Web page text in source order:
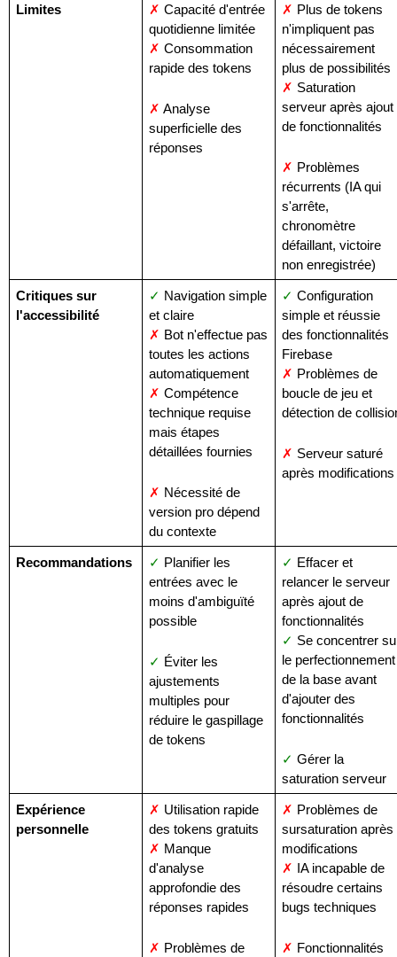
Limites ✗ Capacité d'entrée
quotidienne limitée
✗ Consommation
rapide des tokens
✗ Analyse
superficielle des
réponses
✗ Plus de tokens
n'impliquent pas
nécessairement
plus de possibilités
✗ Saturation
serveur après ajout
de fonctionnalités
✗ Problèmes
récurrents (IA qui
s'arrête,
chronomètre
défaillant, victoire
non enregistrée)
Critiques sur
l'accessibilité
✓ Navigation simple
et claire
✗ Bot n'effectue pas
toutes les actions
automatiquement
✗ Compétence
technique requise
mais étapes
détaillées fournies
✗ Nécessité de
version pro dépend
du contexte
✓ Configuration
simple et réussie
des fonctionnalités
Firebase
✗ Problèmes de
boucle de jeu et
détection de
✗ Serveur saturé
après modifications
Recommandations ✓ Planifier les
entrées avec le
moins d'ambiguïté
possible
✓ Éviter les
ajustements
multiples pour
réduire le gaspillage
de tokens
✓ Effacer et
relancer le serveur
après ajout de
fonctionnalités
✓ Se concentrer
le perfectionnement
de la base avant
d'ajouter des
fonctionnalités
✓ Gérer la
saturation serveur
Expérience
personnelle
✗ Utilisation rapide
des tokens gratuits
✗ Manque
d'analyse
approfondie des
réponses rapides
✗ Problèmes de
✗ Problèmes de
sursaturation après
modifications
✗
IA incapable de
résoudre certains
bugs techniques
✗ Fonctionnalités